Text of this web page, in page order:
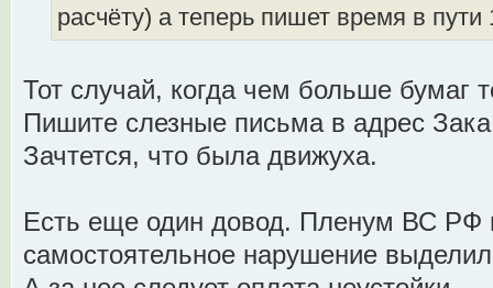
расчёту) а теперь пишет время в
Тот случай, когда чем больше бумаг
Пишите слезные письма в адрес
Зачтется, что была движуха.
Есть еще один довод. Пленум ВС РФ
самостоятельное нарушение